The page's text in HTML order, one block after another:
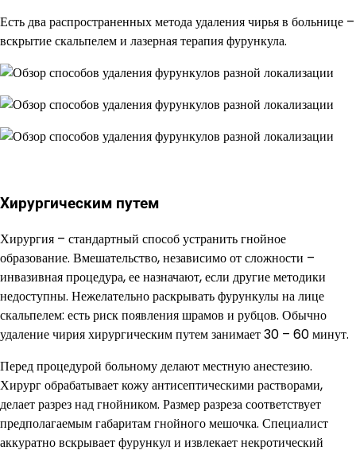
Есть два распространенных метода удаления чирья в больнице –
вскрытие скальпелем и лазерная терапия фурункула.
Хирургическим путем
Хирургия – стандартный способ устранить гнойное
образование. Вмешательство, независимо от сложности –
инвазивная процедура, ее назначают, если другие методики
недоступны. Нежелательно раскрывать фурункулы на лице
скальпелем: есть риск появления шрамов и рубцов. Обычно
удаление чирия хирургическим путем занимает 30 – 60 минут.
Перед процедурой больному делают местную анестезию.
Хирург обрабатывает кожу антисептическими растворами,
делает разрез над гнойником. Размер разреза соответствует
предполагаемым габаритам гнойного мешочка. Специалист
аккуратно вскрывает фурункул и извлекает некротический